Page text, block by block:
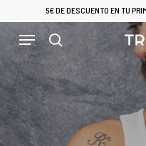
to
main
content
5€ DE DESCUENTO EN TU
search
Menu Cart